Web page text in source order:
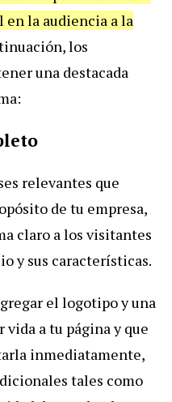
en la audiencia a la
los
una destacada
relevantes que
de tu empresa,
claro a los visitantes
y sus características.
el logotipo y una
vida a tu página y que
inmediatamente,
tales como